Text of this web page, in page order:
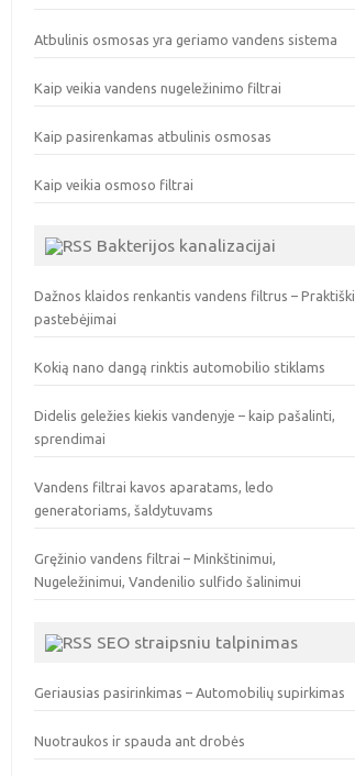
Atbulinis osmosas yra geriamo vandens sistema
Kaip veikia vandens nugeležinimo filtrai
Kaip pasirenkamas atbulinis osmosas
Kaip veikia osmoso filtrai
Bakterijos kanalizacijai
Dažnos klaidos renkantis vandens filtrus – Praktiški
pastebėjimai
Kokią nano dangą rinktis automobilio stiklams
Didelis geležies kiekis vandenyje – kaip pašalinti,
sprendimai
Vandens filtrai kavos aparatams, ledo
generatoriams, šaldytuvams
Gręžinio vandens filtrai – Minkštinimui,
Nugeležinimui, Vandenilio sulfido šalinimui
SEO straipsniu talpinimas
Geriausias pasirinkimas – Automobilių supirkimas
Nuotraukos ir spauda ant drobės